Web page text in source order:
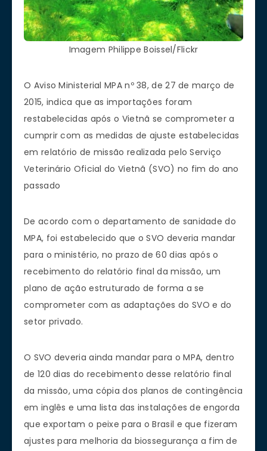
Imagem Philippe Boissel/Flickr
O Aviso Ministerial MPA nº 38, de 27 de março de
2015, indica que as importações foram
restabelecidas após o Vietnã se comprometer a
cumprir com as medidas de ajuste estabelecidas
em relatório de missão realizada pelo Serviço
Veterinário Oficial do Vietnã (SVO) no fim do ano
passado
De acordo com o departamento de sanidade do
MPA, foi estabelecido que o SVO deveria mandar
para o ministério, no prazo de 60 dias após o
recebimento do relatório final da missão, um
plano de ação estruturado de forma a se
comprometer com as adaptações do SVO e do
setor privado.
O SVO deveria ainda mandar para o MPA, dentro
de 120 dias do recebimento desse relatório final
da missão, uma cópia dos planos de contingência
em inglês e uma lista das instalações de engorda
que exportam o peixe para o Brasil e que fizeram
ajustes para melhoria da biossegurança a fim de